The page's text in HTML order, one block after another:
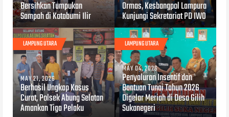
Bersihkan Tumpukan
Sampah di Kotabumi Ilir
Ormas, Kesbangpol Lampura
Kunjungi Sekretariat PD IWO
LAMPUNG UTARA
MAY 21, 2026
Berhasil Ungkap Kasus
Curat, Polsek Abung Selatan
Amankan Tiga Pelaku
LAMPUNG UTARA
MAY 04, 2026
Penyaluran Insentif dan
Bantuan Tunai Tahun 2026
Digelar Meriah di Desa Gilih
Sukanegeri